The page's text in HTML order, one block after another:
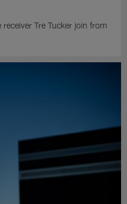
Tre Tucker join from